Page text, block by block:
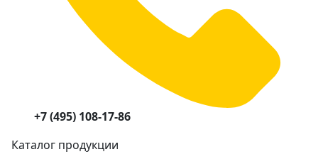
+7 (495) 108-17-86
Каталог продукции